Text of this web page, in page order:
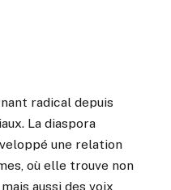
radical depuis
La diaspora
une relation
où elle trouve non
aussi des voix